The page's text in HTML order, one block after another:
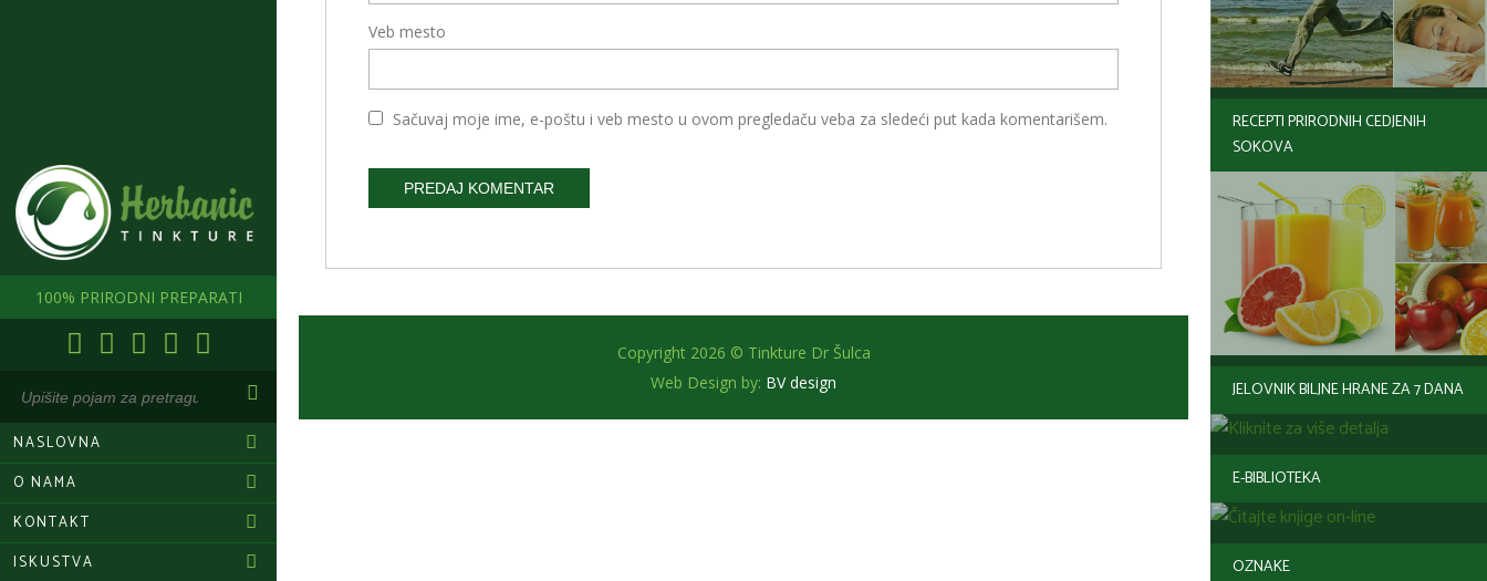
100% PRIRODNI PREPARATI
NASLOVNA
O NAMA
KONTAKT
ISKUSTVA
RECEPTI PRIRODNIH CEDJENIH
SOKOVA
JELOVNIK BILJNE HRANE ZA 7 DANA
E-BIBLIOTEKA
OZNAKE
Veb mesto
Sačuvaj moje ime, e-poštu i veb mesto u ovom pregledaču veba za sledeći put kada komentarišem.
Alternative:
Copyright 2026 © Tinkture Dr Šulca
Web Design by: BV design